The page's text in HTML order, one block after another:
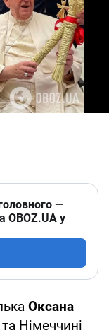
—
OBOZ.UA у
Оксана
Німеччині